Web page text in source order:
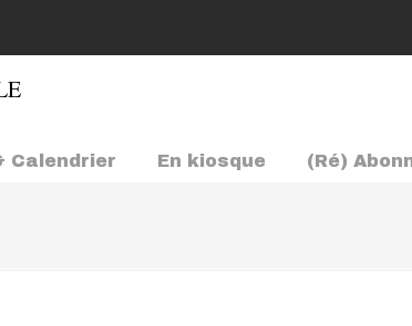
Calendrier En kiosque (Ré)